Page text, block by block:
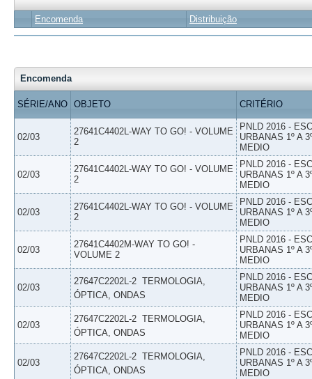
Encomenda Distribuição
Encomenda
SÉRIE/ANO OBJETO CRITÉRIO
02/03
27641C4402L-WAY TO GO! - VOLUME
2
PNLD 2016 -
URBANAS 1º A
MEDIO
02/03
27641C4402L-WAY TO GO! - VOLUME
2
PNLD 2016 -
URBANAS 1º A
MEDIO
02/03
27641C4402L-WAY TO GO! - VOLUME
2
PNLD 2016 -
URBANAS 1º A
MEDIO
02/03
27641C4402M-WAY TO GO! -
VOLUME 2
PNLD 2016 -
URBANAS 1º A
MEDIO
02/03
27647C2202L-2  TERMOLOGIA,
ÓPTICA, ONDAS
PNLD 2016 -
URBANAS 1º A
MEDIO
02/03
27647C2202L-2  TERMOLOGIA,
ÓPTICA, ONDAS
PNLD 2016 -
URBANAS 1º A
MEDIO
02/03
27647C2202L-2  TERMOLOGIA,
ÓPTICA, ONDAS
PNLD 2016 -
URBANAS 1º A
MEDIO